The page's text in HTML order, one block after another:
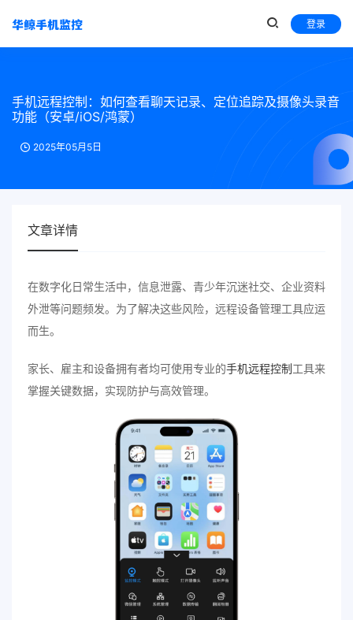
登录
手机远程控制：如何查看聊天记录、定位追踪及摄像头录音
功能（安卓/iOS/鸿蒙）
2025年05月5日
文章详情
在数字化日常生活中，信息泄露、青少年沉迷社交、企业资料
外泄等问题频发。为了解决这些风险，远程设备管理工具应运
而生。
家长、雇主和设备拥有者均可使用专业的手机远程控制工具来
掌握关键数据，实现防护与高效管理。